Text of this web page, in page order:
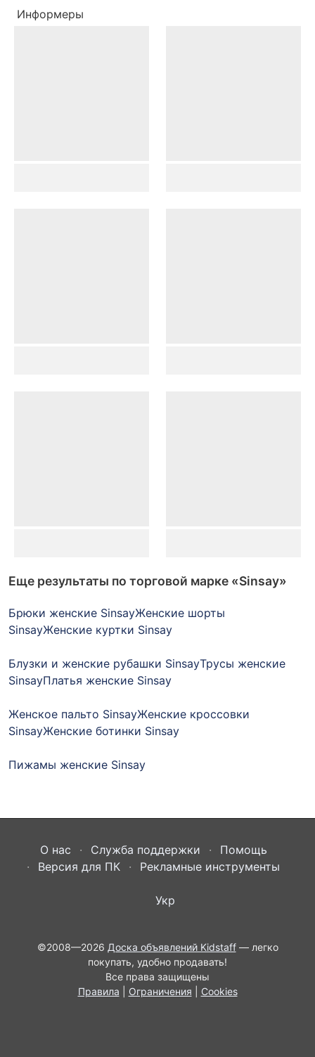
Информеры
Еще результаты по торговой марке «Sinsay»
Брюки женские SinsayЖенские шорты
SinsayЖенские куртки Sinsay
Блузки и женские рубашки SinsayТрусы женские
SinsayПлатья женские Sinsay
Женское пальто SinsayЖенские кроссовки
SinsayЖенские ботинки Sinsay
Пижамы женские Sinsay
О нас Служба поддержки
Помощь
Версия для ПК
Рекламные инструменты
Укр
©2008—2026 Доска объявлений Kidstaff— легко
покупать, удобно продавать!
Все права защищены
Правила
Ограничения Cookies